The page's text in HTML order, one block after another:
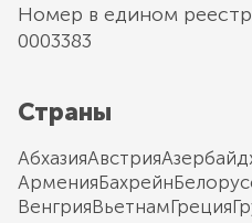
Номер в едином
0003383
Страны
АбхазияАвстрия
АрменияБахрейн
ВенгрияВьетнамГреция